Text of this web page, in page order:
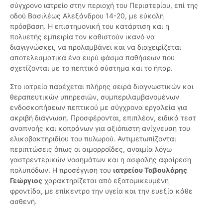
σύγχρονο ιατρείο στην περιοχή του Περιστερίου, επί της
οδού Βασιλέως Αλεξάνδρου 14-20, με εύκολη
πρόσβαση. Η επιστημονική του κατάρτιση και η
πολυετής εμπειρία τον καθιστούν ικανό να
διαγιγνώσκει, να προλαμβάνει και να διαχειρίζεται
αποτελεσματικά ένα ευρύ φάσμα παθήσεων που
σχετίζονται με το πεπτικό σύστημα και το ήπαρ.
Στο ιατρείο παρέχεται πλήρης σειρά διαγνωστικών και
θεραπευτικών υπηρεσιών, συμπεριλαμβανομένων
ενδοσκοπήσεων πεπτικού με σύγχρονα εργαλεία για
ακριβή διάγνωση. Προσφέρονται, επιπλέον, ειδικά τεστ
αναπνοής και κοπράνων για αξιόπιστη ανίχνευση του
ελικοβακτηριδίου του πυλωρού. Αντιμετωπίζονται
περιπτώσεις όπως οι αιμορροΐδες, αναιμία λόγω
γαστρεντερικών νοσημάτων και η ασφαλής αφαίρεση
πολυπόδων. Η προσέγγιση του ιατρείου Ταβουλάρης
Γεώργιος χαρακτηρίζεται από εξατομικευμένη
φροντίδα, με επίκεντρο την υγεία και την ευεξία κάθε
ασθενή.